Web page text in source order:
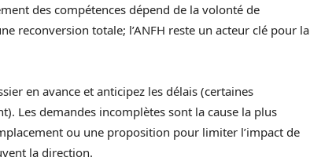
des compétences dépend de la volonté de
reconversion totale; l’ANFH reste un acteur clé pour la
en avance et anticipez les délais (certaines
Les demandes incomplètes sont la cause la plus
ou une proposition pour limiter l’impact de
la direction.